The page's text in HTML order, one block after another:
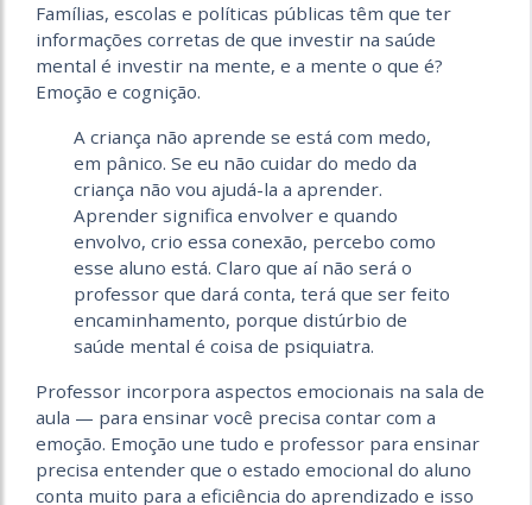
Famílias, escolas e políticas públicas têm que ter
informações corretas de que investir na saúde
mental é investir na mente, e a mente o que é?
Emoção e cognição.
A criança não aprende se está com medo,
em pânico. Se eu não cuidar do medo da
criança não vou ajudá-la a aprender.
Aprender significa envolver e quando
envolvo, crio essa conexão, percebo como
esse aluno está. Claro que aí não será o
professor que dará conta, terá que ser feito
encaminhamento, porque distúrbio de
saúde mental é coisa de psiquiatra.
Professor incorpora aspectos emocionais na sala de
aula — para ensinar você precisa contar com a
emoção. Emoção une tudo e professor para ensinar
precisa entender que o estado emocional do aluno
conta muito para a eficiência do aprendizado e isso